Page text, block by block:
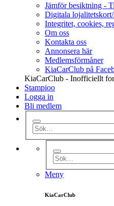
Jämför besiktning -
Digitala
Integritet, cookies,
Om oss
Kontakta oss
Annonsera här
Medlemsförmåner
KiaCarClub på
KiaCarClub - Inofficiellt
Stampioo
Logga in
Bli medlem
Meny
KiaCarClub